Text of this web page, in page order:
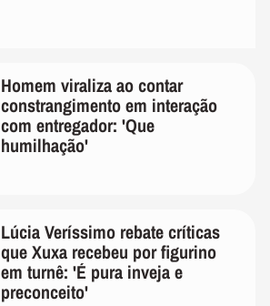
Homem viraliza ao contar
constrangimento em interação
com entregador: 'Que
humilhação'
Lúcia Veríssimo rebate críticas
que Xuxa recebeu por figurino
em turnê: 'É pura inveja e
preconceito'